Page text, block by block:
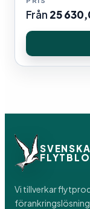
Från 25
SVENSKA
Vi tillverkar